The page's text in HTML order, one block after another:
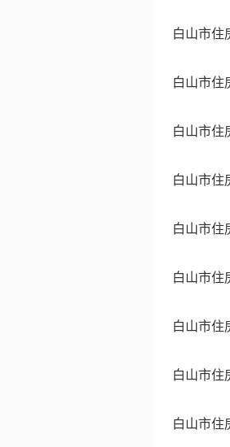
白山市住
白山市住
白山市住
白山市住
白山市住
白山市住
白山市住
白山市住
白山市住